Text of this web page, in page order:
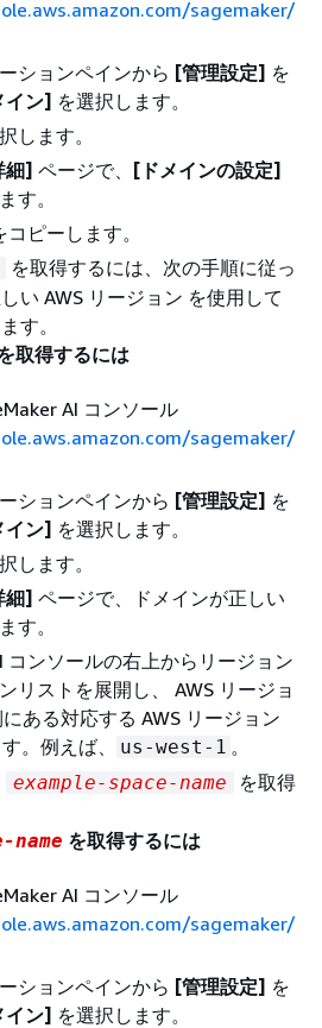
sagemaker/
ションペインから [管理設定‭] を
イン] を選択します。
します。
細] ページで、
[ドメインの設定]
す。
コピーします。
を取得するには、次の手順に従っ
い AWS リージョン を使用して
す。
取得するには
AI コンソール
sagemaker/
ションペインから [管理設定‭] を
イン] を選択します。
します。
細] ページで、ドメインが正しい
す。
コンソールの右上からリージョン
リストを展開し、 AWS リージョ
ある対応する AWS リージョン
。例えば、
us-west-1 。
example-space-name
を取得
name を取得するには
AI コンソール
sagemaker/
ションペインから [管理設定‭] を
イン] を選択します。